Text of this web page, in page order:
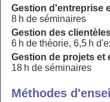
Gestion d'entreprise
8 h de séminaires
Gestion des
6 h de théorie, 6,5 h
Gestion de projets et
18 h de séminaires
Méthodes